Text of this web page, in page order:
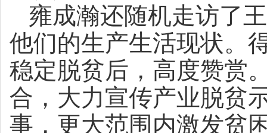
雍成瀚还随机走访了
他们的生产生活现状。
稳定脱贫后，高度赞赏
合，大力宣传产业脱贫
事，更大范围内激发贫